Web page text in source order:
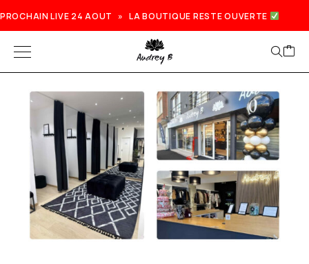
PROCHAIN LIVE 24 AOUT » LA BOUTIQUE RESTE OUVERTE